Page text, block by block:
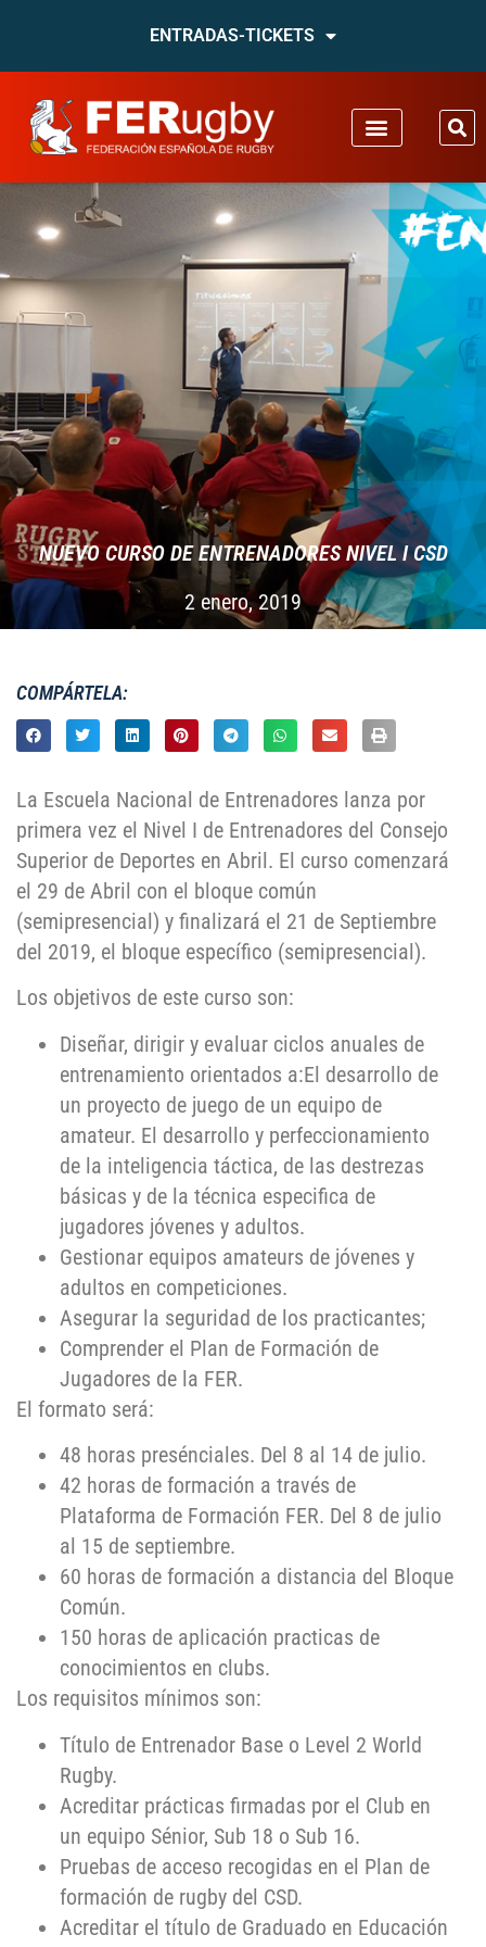
ENTRADAS-TICKETS
NUEVO CURSO DE ENTRENADORES NIVEL I CSD
2 enero, 2019
COMPÁRTELA:
La Escuela Nacional de Entrenadores lanza por
primera vez el Nivel I de Entrenadores del Consejo
Superior de Deportes en Abril. El curso comenzará
el 29 de Abril con el bloque común
(semipresencial) y finalizará el 21 de Septiembre
del 2019, el bloque específico (semipresencial).
Los objetivos de este curso son:
Diseñar, dirigir y evaluar ciclos anuales de
entrenamiento orientados a:El desarrollo de
un proyecto de juego de un equipo de
amateur. El desarrollo y perfeccionamiento
de la inteligencia táctica, de las destrezas
básicas y de la técnica especifica de
jugadores jóvenes y adultos.
Gestionar equipos amateurs de jóvenes y
adultos en competiciones.
Asegurar la seguridad de los practicantes;
Comprender el Plan de Formación de
Jugadores de la FER.
El formato será:
48 horas presénciales. Del 8 al 14 de julio.
42 horas de formación a través de
Plataforma de Formación FER. Del 8 de julio
al 15 de septiembre.
60 horas de formación a distancia del Bloque
Común.
150 horas de aplicación practicas de
conocimientos en clubs.
Los requisitos mínimos son:
Título de Entrenador Base o Level 2 World
Rugby.
Acreditar prácticas firmadas por el Club en
un equipo Sénior, Sub 18 o Sub 16.
Pruebas de acceso recogidas en el Plan de
formación de rugby del CSD.
Acreditar el título de Graduado en Educación